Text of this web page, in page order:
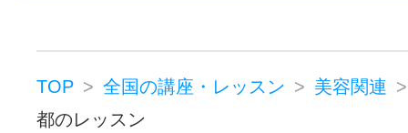
トータルビューティー(51)
アンチエイジング(48)
コルギ
小顔矯正(35)
TOP 全国の講座・レッスン
美容関連
都のレッスン